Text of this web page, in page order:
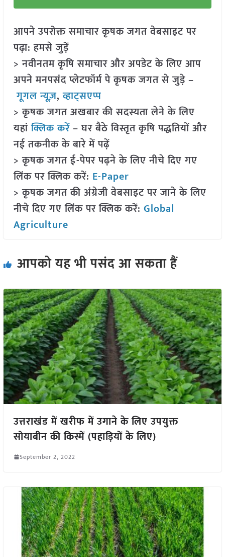
आपने उपरोक्त समाचार कृषक जगत वेबसाइट पर
पढ़ा: हमसे जुड़ें
> नवीनतम कृषि समाचार और अपडेट के लिए आप
अपने मनपसंद प्लेटफॉर्म पे कृषक जगत से जुड़े –
गूगल न्यूज़,व्हाट्सएप्प
> कृषक जगत अखबार की सदस्यता लेने के लिए
यहांक्लिक करें– घर बैठे विस्तृत कृषि पद्धतियों और
नई तकनीक के बारे में पढ़ें
> कृषक जगत ई-पेपर पढ़ने के लिए नीचे दिए गए
लिंक पर क्लिक करें: E-Paper
> कृषक जगत की अंग्रेजी वेबसाइट पर जाने के लिए
नीचे दिए गए लिंक पर क्लिक करें: Global
Agriculture
आपको यह भी पसंद आ सकता हैं
उत्तराखंड में खरीफ में उगाने के लिए उपयुक्त
सोयाबीन की किस्में (पहाड़ियों के लिए)
September 2, 2022